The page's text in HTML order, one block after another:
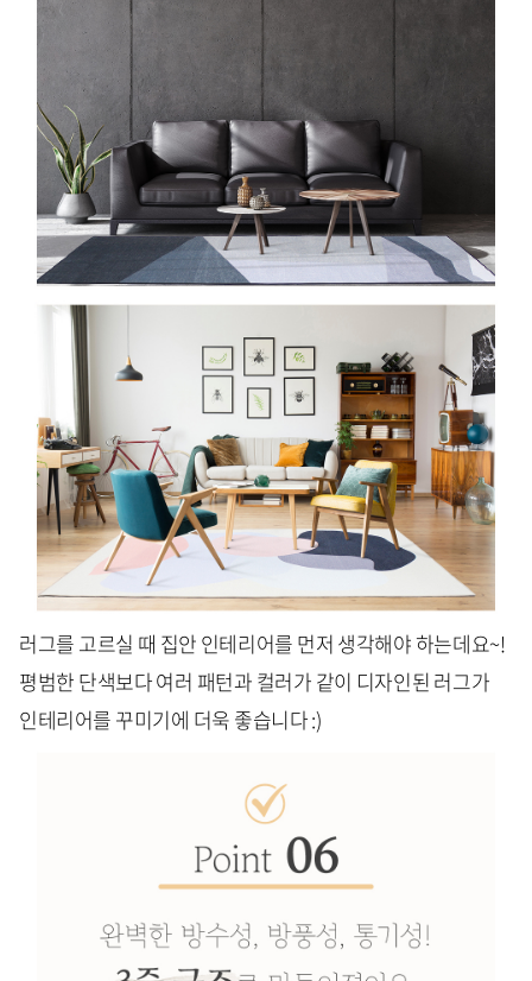
러그를 고르실 때 집안 인테리어를 먼저 생각해야 하는데요~!
평범한 단색보다 여러 패턴과 컬러가 같이 디자인된 러그가
인테리어를 꾸미기에 더욱 좋습니다 :)